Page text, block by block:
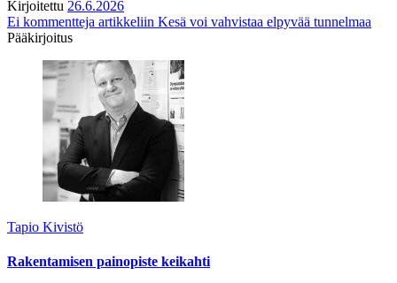
Kirjoitettu 26.6.2026
Ei kommentteja artikkeliin Kesä voi vahvistaa elpyvää tunnelmaa
Pääkirjoitus
Tapio Kivistö
Rakentamisen painopiste keikahti